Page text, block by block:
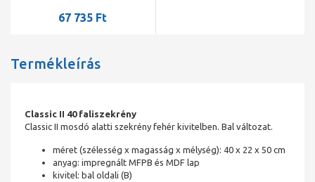
67 735 Ft
Termékleírás
Classic II 40 faliszekrény
Classic II mosdó alatti szekrény fehér kivitelben. Bal változat.
méret (szélesség x magasság x mélység): 40 x 22 x 50 cm
anyag: impregnált MFPB és MDF lap
kivitel: bal oldali (B)